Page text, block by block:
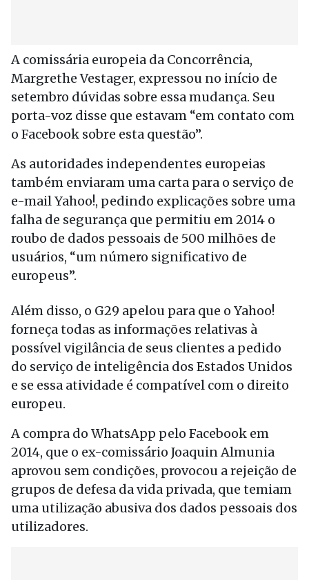
A comissária europeia da Concorrência,
Margrethe Vestager, expressou no início de
setembro dúvidas sobre essa mudança. Seu
porta-voz disse que estavam “em contato com
o Facebook sobre esta questão”.
As autoridades independentes europeias
também enviaram uma carta para o serviço de
e-mail Yahoo!, pedindo explicações sobre uma
falha de segurança que permitiu em 2014 o
roubo de dados pessoais de 500 milhões de
usuários, “um número significativo de
europeus”.
Além disso, o G29 apelou para que o Yahoo!
forneça todas as informações relativas à
possível vigilância de seus clientes a pedido
do serviço de inteligência dos Estados Unidos
e se essa atividade é compatível com o direito
europeu.
A compra do WhatsApp pelo Facebook em
2014, que o ex-comissário Joaquin Almunia
aprovou sem condições, provocou a rejeição de
grupos de defesa da vida privada, que temiam
uma utilização abusiva dos dados pessoais dos
utilizadores.